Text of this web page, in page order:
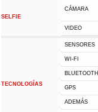
SELFIE
CÁMARA
VIDEO
TECNOLOGÍAS
SENSORES
WI-FI
BLUETOOTH
GPS
ADEMÁS